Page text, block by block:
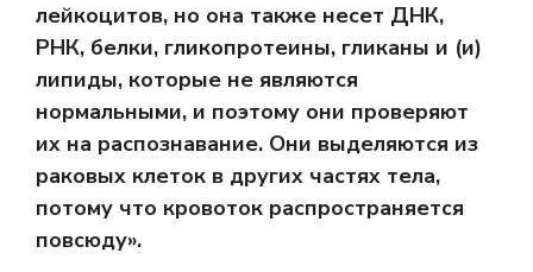
лейкоцитов, но она также несет ДНК,
РНК, белки, гликопротеины, гликаны и (и)
липиды, которые не являются
нормальными, и поэтому они проверяют
их на распознавание. Они выделяются из
раковых клеток в других частях тела,
потому что кровоток распространяется
повсюду».